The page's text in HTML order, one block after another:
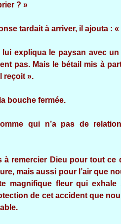
? »
tardait à arriver, il ajouta :
lui expliqua le paysan avec
pas. Mais le bétail mis à
reçoit ».
bouche fermée.
qui n’a pas de
à remercier Dieu pour tout
mais aussi pour l’air que
magnifique fleur qui
de cet accident que